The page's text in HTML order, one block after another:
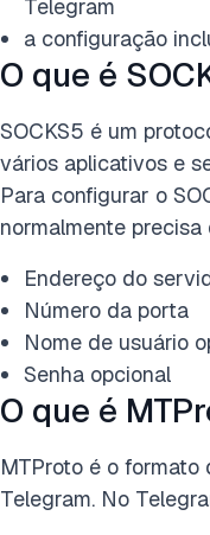
Telegram
a configuração
O que é
SOCKS5 é um
vários aplicativos e
Para configurar o
normalmente
Endereço do
Número da porta
Nome de usuário
Senha opcional
O que é
MTProto é o
Telegram. No